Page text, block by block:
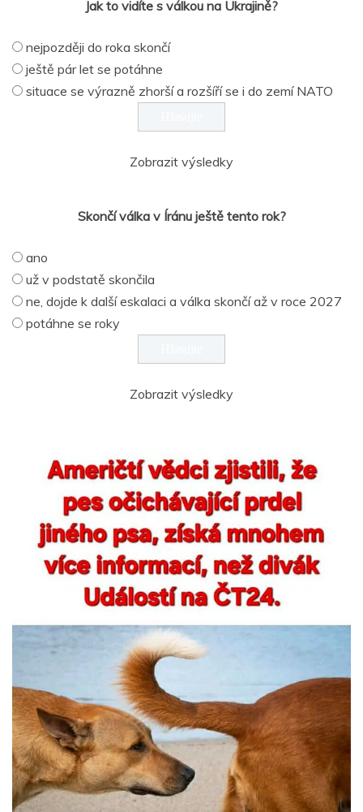
Jak to vidíte s válkou na Ukrajině?
nejpozději do roka skončí
ještě pár let se potáhne
situace se výrazně zhorší a rozšíří se i do zemí NATO
Zobrazit výsledky
Skončí válka v Íránu ještě tento rok?
ano
už v podstatě skončila
ne, dojde k další eskalaci a válka skončí až v roce 2027
potáhne se roky
Zobrazit výsledky